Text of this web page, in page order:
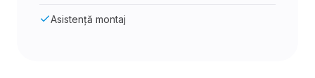
Asistență montaj